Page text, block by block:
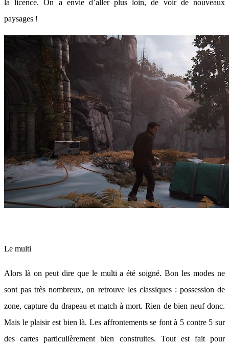
la licence. On a envie d’aller plus loin, de voir de nouveaux
paysages !
Le multi
Alors là on peut dire que le multi a été soigné. Bon les modes ne
sont pas très nombreux, on retrouve les classiques : possession de
zone, capture du drapeau et match à mort. Rien de bien neuf donc.
Mais le plaisir est bien là. Les affrontements se font à 5 contre 5 sur
des cartes particulièrement bien construites. Tout est fait pour